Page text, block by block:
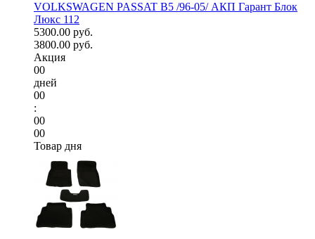
VOLKSWAGEN PASSAT B5 /96-05/ АКП Гарант Блок
Люкс 112
5300.00 руб.
3800.00 руб.
Акция
00
дней
00
:
00
00
Товар дня